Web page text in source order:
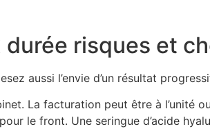
risques et
aussi l’envie d’un résultat
La facturation peut être à l’unité
le front. Une seringue d’acide